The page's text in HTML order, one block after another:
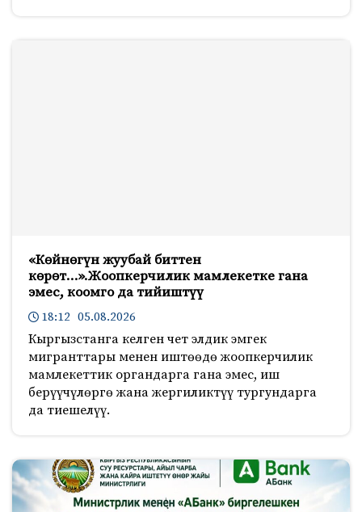
«Көйнөгүн жуубай биттен
көрөт…».Жоопкерчилик мамлекетке гана
эмес, коомго да тийиштүү
18:12 05.08.2026
Кыргызстанга келген чет элдик эмгек
мигранттары менен иштөөдө жоопкерчилик
мамлекеттик органдарга гана эмес, иш
берүүчүлөргө жана жергиликтүү тургундарга
да тиешелүү.